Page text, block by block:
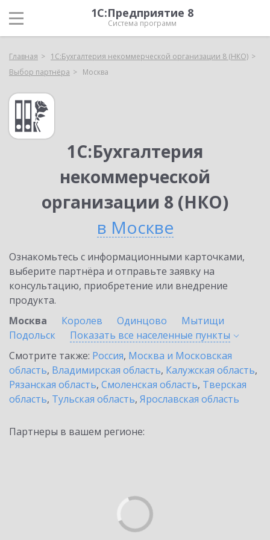
1С:Предприятие 8
Система программ
Главная
1С:Бухгалтерия некоммерческой организации 8 (НКО)
Выбор партнёра
Москва
1С:Бухгалтерия
некоммерческой
организации 8 (НКО)
в Москве
Ознакомьтесь с информационными карточками,
выберите партнёра и отправьте заявку на
консультацию, приобретение или внедрение
продукта.
Москва
Королев Одинцово
Мытищи
Подольск
Показать все населенные пункты
Смотрите также: Россия, Москва и Московская
область, Владимирская область, Калужская область,
Рязанская область, Смоленская область, Тверская
область, Тульская область, Ярославская область
Партнеры в вашем регионе: